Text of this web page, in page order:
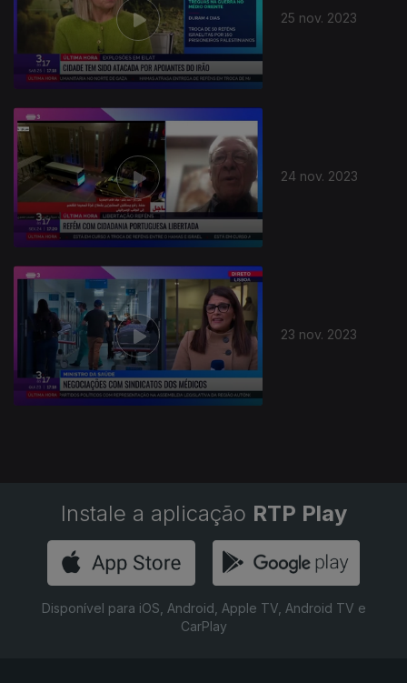
25 nov. 2023
24 nov. 2023
23 nov. 2023
730449
Instale a aplicação RTP Play
Disponível para iOS, Android, Apple TV, Android TV e
CarPlay